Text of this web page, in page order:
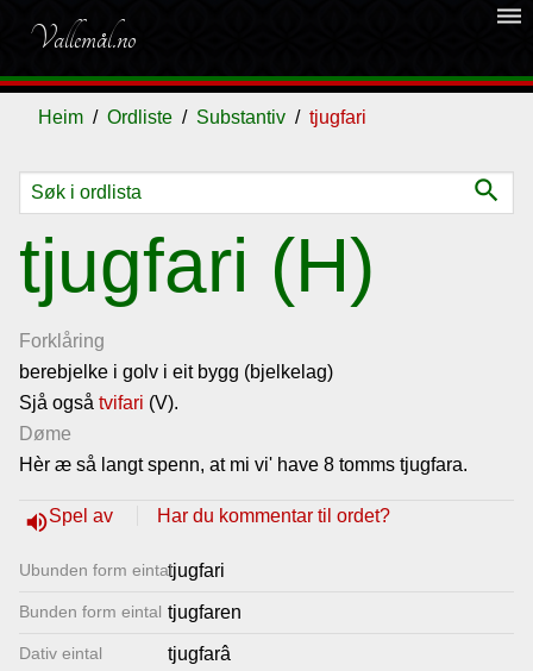
Vallemål.no
dehaze
Heim Ordliste Substantiv tjugfari
search
tjugfari (H)
Forklåring
berebjelke i golv i eit bygg (bjelkelag)
Sjå også tvifari (V).
Døme
Hèr æ så langt spenn, at mi vi' have 8 tomms tjugfara.
volume_upSpel av Har du kommentar til ordet?
Ubunden form eintaltjugfari
Bunden form eintal tjugfaren
Dativ eintal tjugfarâ
Ordliste
Om
vallemålet
Gjestebok
Lenkjer
Kontakt